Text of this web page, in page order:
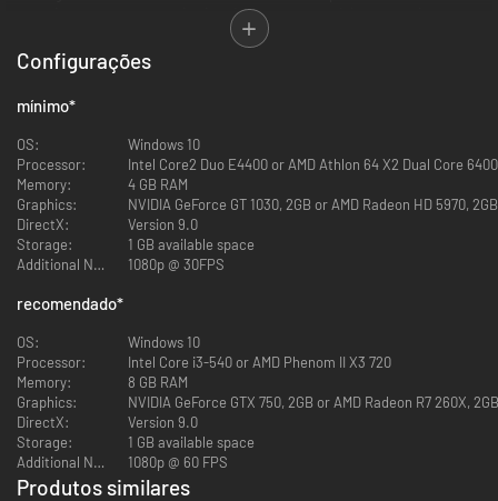
tomados e cruzar a terra de ninguém para encontrá-lo e garantir que um
Experimente a jogabilidade clássica e metódica do horror de
Excelente rejogabilidade com várias configurações de dificuldade,
Enfrente uma variedade de soldados e combatentes inimigos com uma
variedade de armas corpo-a-corpo e de fogo da 1ª Guerra Mundial.
Sobreviva em uma atmosfera intensa e angustiante amplificada por uma
estética pixel art única e um design de som opressivo.
planejamento de rotas enquanto resolve complexos puzzles ambientais.
Áreas com tema distinto da 1ª Guerra Mundial que se interligam e
sobrepõem.
Configurações
mínimo*
OS:
Windows 10
Processor:
Intel Core2 Duo E4400 or AMD Athlon 64 X2 Dual Core
Memory:
4 GB RAM
Graphics:
NVIDIA GeForce GT 1030, 2GB or AMD Radeon HD 5970,
DirectX:
Version 9.0
Storage:
1 GB available space
Additional Notes:
1080p @ 30FPS
recomendado*
OS:
Windows 10
Processor:
Intel Core i3-540 or AMD Phenom II X3 720
Memory:
8 GB RAM
Graphics:
NVIDIA GeForce GTX 750, 2GB or AMD Radeon R7 260X,
DirectX:
Version 9.0
Storage:
1 GB available space
Additional Notes:
1080p @ 60 FPS
Produtos similares